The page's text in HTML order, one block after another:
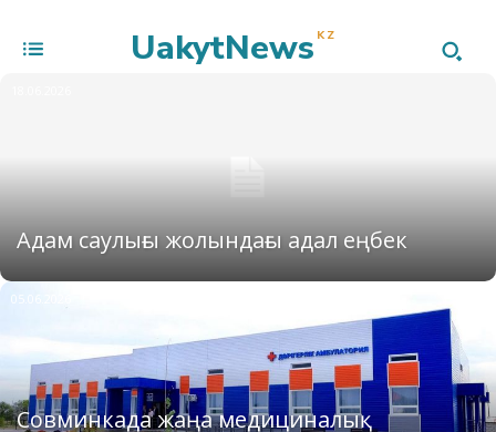
UakytNews KZ
Адам саулығы жолындағы адал еңбек
Совминкада жаңа медициналық
05.06.2026